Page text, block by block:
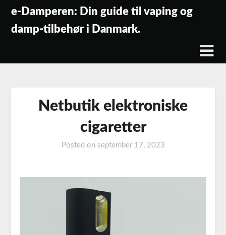
content
e-Damperen: Din guide til vaping og
damp-tilbehør i Danmark.
Netbutik elektroniske
cigaretter
Posted on september 17, 2023